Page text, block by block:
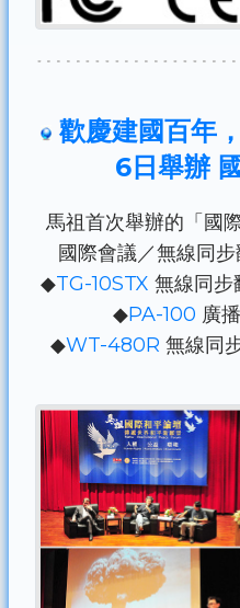
歡慶建國百年
6日舉辦
馬祖首次舉辦的「國
國際會議／無線同
◆TG-10STX 無線同步
◆PA-100 廣
◆WT-480R 無線同